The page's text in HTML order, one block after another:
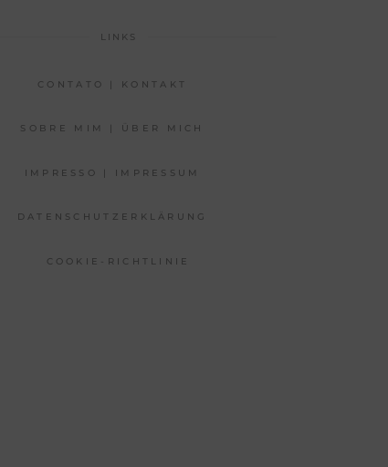
LINKS
CONTATO | KONTAKT
SOBRE MIM | ÜBER MICH
IMPRESSO | IMPRESSUM
DATENSCHUTZERKLÄRUNG
COOKIE-RICHTLINIE